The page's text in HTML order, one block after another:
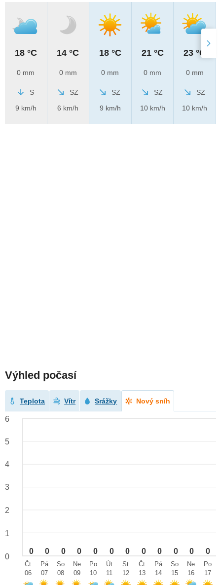
18 °C
0 mm
S
9 km/h
14 °C
0 mm
SZ
6 km/h
18 °C
0 mm
SZ
9 km/h
21 °C
0 mm
SZ
10 km/h
23 °C
0 mm
SZ
10 km/h
Výhled počasí
Teplota Vítr Srážky Nový sníh
0 0 0 0 0 0 0 0 0 0 0 0
6
5
4
3
2
1
0
Čt
06
Pá
07
So
08
Ne
09
Po
10
Út
11
St
12
Čt
13
Pá
14
So
15
Ne
16
Po
17